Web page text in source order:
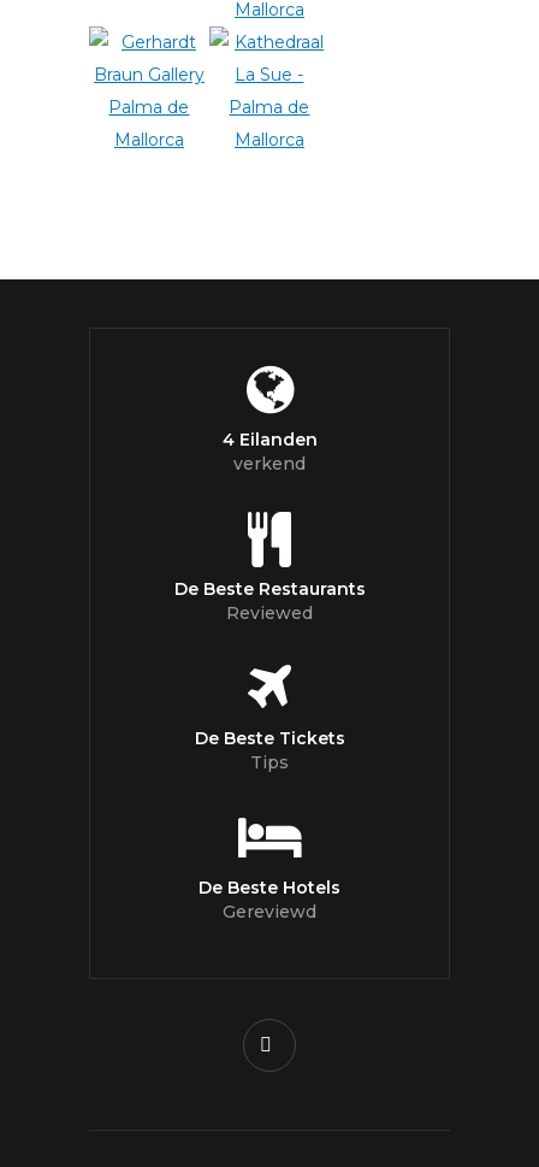
4 Eilanden
verkend
De Beste Restaurants
Reviewed
De Beste Tickets
Tips
De Beste Hotels
Gereviewd